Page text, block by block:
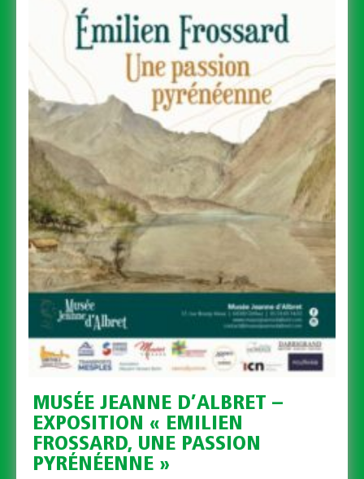
MUSÉE JEANNE D’ALBRET –
EXPOSITION « EMILIEN
FROSSARD, UNE PASSION
PYRÉNÉENNE »